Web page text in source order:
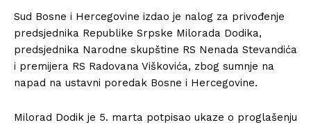
Sud Bosne i Hercegovine izdao je nalog za privođenje
predsjednika Republike Srpske Milorada Dodika,
predsjednika Narodne skupštine RS Nenada Stevandića
i premijera RS Radovana Viškovića, zbog sumnje na
napad na ustavni poredak Bosne i Hercegovine.
Milorad Dodik je 5. marta potpisao ukaze o proglašenju